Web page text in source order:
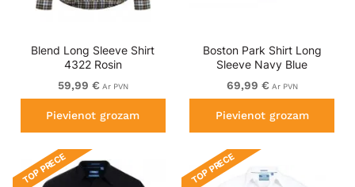
Blend Long Sleeve Shirt
4322 Rosin
59,99 € Ar PVN
Pievienot grozam
Boston Park Shirt Long
Sleeve Navy Blue
69,99 € Ar PVN
Pievienot grozam
TOP PRECE TOP PRECE